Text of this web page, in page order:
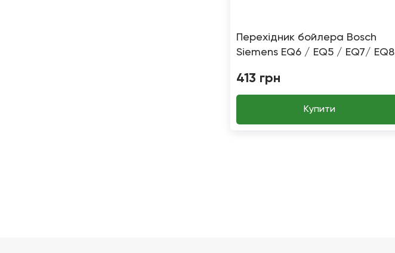
Перехідник бойлера Bosch
Siemens EQ6 / EQ5 / EQ7/ EQ8
413 грн
Купити